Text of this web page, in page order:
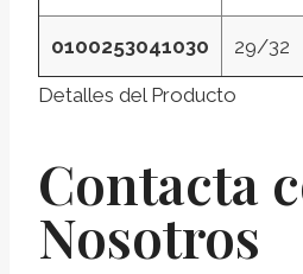
0100253041030 29/32
Detalles del Producto
Contacta
Nosotros